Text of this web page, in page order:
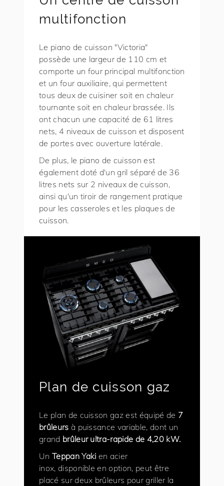
multifonction
Le piano de cuisson "Victoria"
possède une largeur de 110 cm et
comporte un four principal multifonction
et un four auxiliaire, qui permettent
tous deux de cuisiner soit en chaleur
tournante soit en chaleur brassée. Ils
ont chacun une capacité de 61 litres
nets, 4 niveaux de cuisson et disposent
de portes avec ouverture latérale.
De plus, le piano de cuisson est
également doté d'un gril séparé de 36
litres nets sur 2 niveaux de cuisson,
ainsi qu'un tiroir de rangement pratique
pour les casseroles et les plaques de
cuisson.
Plan de cuisson gaz
Le plan de cuisson gaz est équipé de 7
brûleurs à puissance variable, dont un
grand brûleur ultra-rapide de 4,20 kW.
Un Teppan Yaki en acier
inox, disponible en option, peut être
placé sur deux brûleurs pour griller la